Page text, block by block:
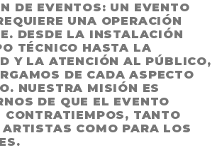
DE EVENTOS: UN EVENTO
UNA OPERACIÓN
DESDE LA INSTALACIÓN
TÉCNICO HASTA LA
Y LA ATENCIÓN AL PÚBLICO,
DE CADA ASPECTO
NUESTRA MISIÓN ES
DE QUE EL EVENTO
CONTRATIEMPOS, TANTO
COMO PARA LOS